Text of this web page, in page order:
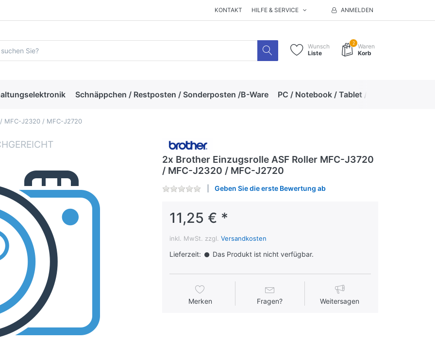
KONTAKT HILFE & SERVICE ANMELDEN
Wunsch
Liste
2 Waren
Korb
Schnäppchen / Restposten / Sonderposten /B-Ware PC / Notebook / Tablet / Zubehör
MFC-J2320 / MFC-J2720
2x Brother Einzugsrolle ASF Roller MFC-J3720
/ MFC-J2320 / MFC-J2720
Geben Sie die erste Bewertung ab
11,25 € *
inkl. MwSt. zzgl. Versandkosten
Lieferzeit: Das Produkt ist nicht verfügbar.
Merken Fragen? Weitersagen